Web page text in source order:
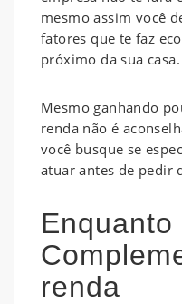
mesmo assim você
fatores que te faz
próximo da sua casa.
Mesmo ganhando
renda não é
você busque se
atuar antes de pedir
renda